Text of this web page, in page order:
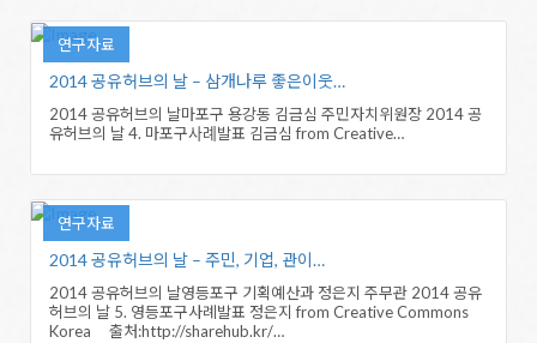
연구자료
2014 공유허브의 날 – 삼개나루 좋은이웃…
2014 공유허브의 날마포구 용강동 김금심 주민자치위원장 2014 공
유허브의 날 4. 마포구사례발표 김금심 from Creative…
연구자료
2014 공유허브의 날 – 주민, 기업, 관이…
2014 공유허브의 날영등포구 기획예산과 정은지 주무관 2014 공유
허브의 날 5. 영등포구사례발표 정은지 from Creative Commons
Korea 출처:http://sharehub.kr/…